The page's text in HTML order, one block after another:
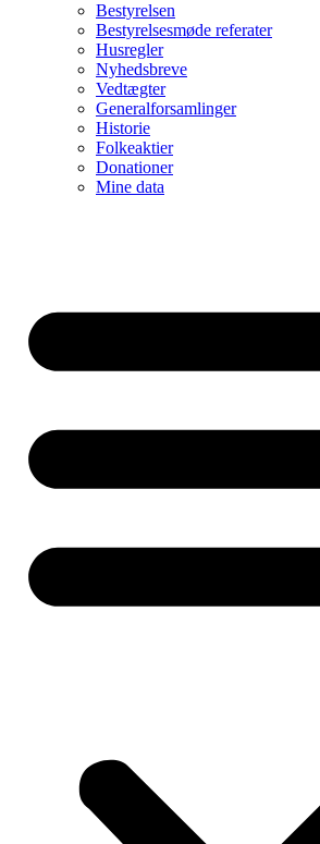
Bestyrelsen
Bestyrelsesmøde referater
Husregler
Nyhedsbreve
Vedtægter
Generalforsamlinger
Historie
Folkeaktier
Donationer
Mine data